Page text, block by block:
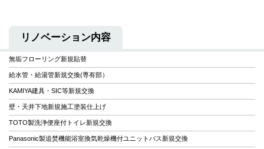
リノベーション内容
無垢フローリング新規貼替
給水管・給湯管新規交換(専有部）
KAMIYA建具・SIC等新規交換
壁・天井下地新規施工塗装仕上げ
TOTO製洗浄便座付トイレ新規交換
Panasonic製追焚機能浴室換気乾燥機付ユニットバス新規交換